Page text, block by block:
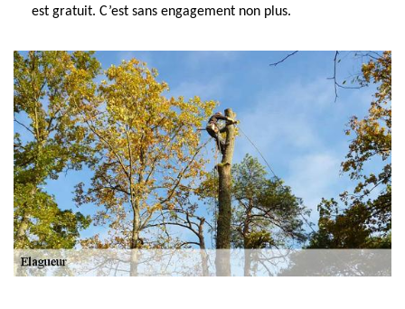
est gratuit. C’est sans engagement non plus.